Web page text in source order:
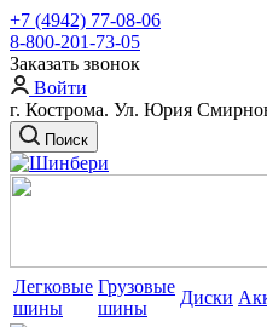
+7 (4942) 77-08-06
8-800-201-73-05
Заказать звонок
Войти
г. Кострома. Ул. Юрия
Поиск
Легковые
шины
Грузовые
шины
Диски